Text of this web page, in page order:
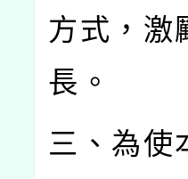
方式，激
長。
三、為使